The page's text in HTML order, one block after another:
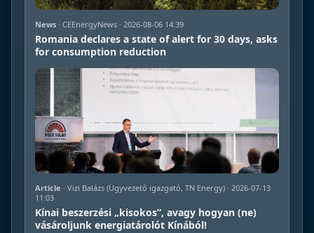
News · CEEnergyNews · 2026-08-06 14:39
Romania declares a state of alert for 30 days, asks
for consumption reduction
Article · Vizi Balázs (Ügyvezető igazgató, TN Energy) · 2026-07-13
11:03
Kínai beszerzési „kisokos”, avagy hogyan (ne)
vásároljunk energiatárolót Kínából!